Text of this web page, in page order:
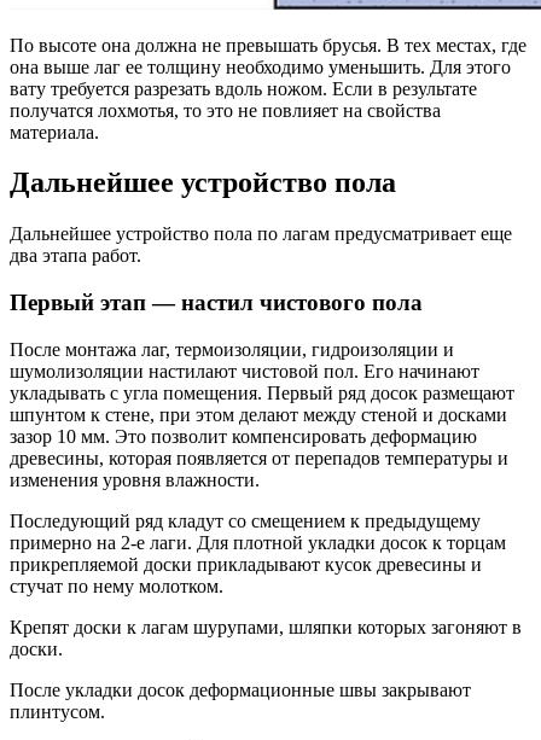
По высоте она должна не превышать брусья. В тех местах, где
она выше лаг ее толщину необходимо уменьшить. Для этого
вату требуется разрезать вдоль ножом. Если в результате
получатся лохмотья, то это не повлияет на свойства
материала.
Дальнейшее устройство пола
Дальнейшее устройство пола по лагам предусматривает еще
два этапа работ.
Первый этап — настил чистового пола
После монтажа лаг, термоизоляции, гидроизоляции и
шумолизоляции настилают чистовой пол. Его начинают
укладывать с угла помещения. Первый ряд досок размещают
шпунтом к стене, при этом делают между стеной и досками
зазор 10 мм. Это позволит компенсировать деформацию
древесины, которая появляется от перепадов температуры и
изменения уровня влажности.
Последующий ряд кладут со смещением к предыдущему
примерно на 2-е лаги. Для плотной укладки досок к торцам
прикрепляемой доски прикладывают кусок древесины и
стучат по нему молотком.
Крепят доски к лагам шурупами, шляпки которых загоняют в
доски.
После укладки досок деформационные швы закрывают
плинтусом.